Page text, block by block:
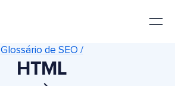
Glossário de SEO /
HTML